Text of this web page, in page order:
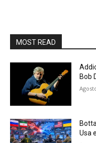
MOST READ
Bob
Usa